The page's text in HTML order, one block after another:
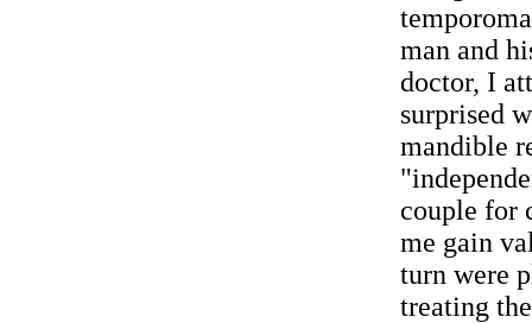
man and
doctor, I
surprised
mandible
couple for
me gain
turn were
treating